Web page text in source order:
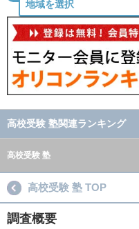
高校受験 塾関連ランキング
高校受験 塾
高校受験 塾 TOP
調査概要